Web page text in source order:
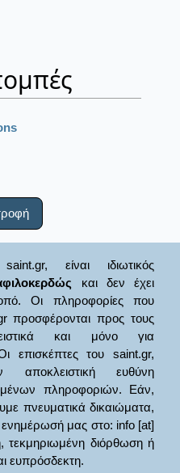
είναι ιδιωτικός
και δεν έχει
Οι πληροφορίες που
προσφέρονται προς τους
και μόνο για
επισκέπτες του saint.gr,
ευθύνη
πληροφοριών. Εάν,
πνευματικά δικαιώματα,
μας στο: info [at]
τεκμηριωμένη διόρθωση ή
ευπρόσδεκτη.